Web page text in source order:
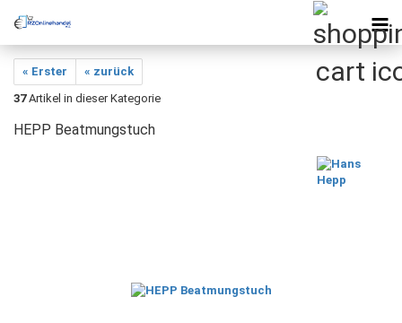
« Erster
« zurück
37Artikel in dieser Kategorie
HEPP Beatmungstuch